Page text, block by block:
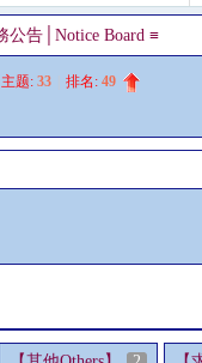
公告│Notice Board ≡
主题: 33 排名: 49